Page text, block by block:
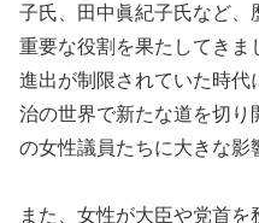
子氏、田中眞紀子氏など、
重要な役割を果たしてきま
進出が制限されていた時代
治の世界で新たな道を切り
の女性議員たちに大きな影
また、女性が大臣や党首